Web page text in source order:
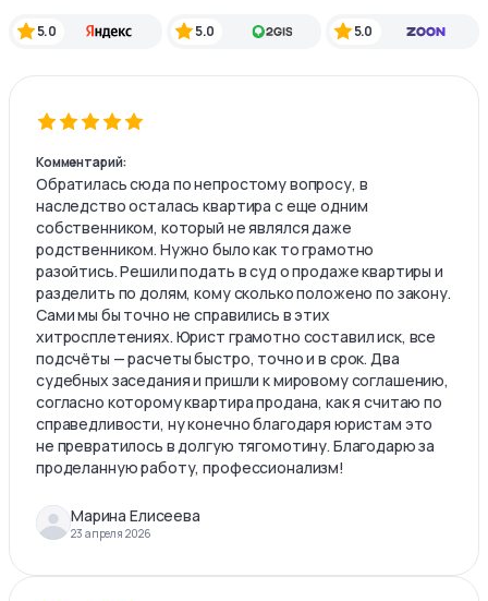
5.0 5.0 5.0
Комментарий:
Обратилась сюда по непростому вопросу, в
наследство осталась квартира с еще одним
собственником, который не являлся даже
родственником. Нужно было как то грамотно
разойтись. Решили подать в суд о продаже квартиры и
разделить по долям, кому сколько положено по закону.
Сами мы бы точно не справились в этих
хитросплетениях. Юрист грамотно составил иск, все
подсчёты — расчеты быстро, точно и в срок. Два
судебных заседания и пришли к мировому соглашению,
согласно которому квартира продана, как я считаю по
справедливости, ну конечно благодаря юристам это
не превратилось в долгую тягомотину. Благодарю за
проделанную работу, профессионализм!
Марина Елисеева
23 апреля 2026